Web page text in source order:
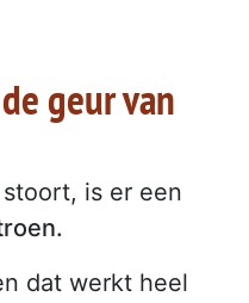
geur van
is er een
dat werkt heel